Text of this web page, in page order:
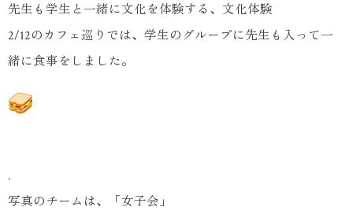
先生も学生と一緒に文化を体験する、文化体験
2/12のカフェ巡りでは、学生のグループに先生も入って一
緒に食事をしました。
.
写真のチームは、「女子会」